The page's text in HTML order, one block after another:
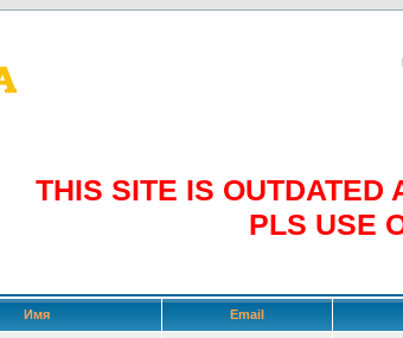
THIS SITE IS OUTDATED
PLS USE
Имя Email